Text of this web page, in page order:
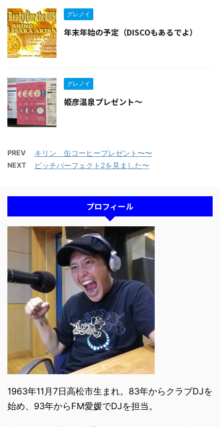
グレノイ
年末年始の予定（DISCOもあるでよ）
グレノイ
姫彦温泉プレゼント〜
PREV キリン 缶コーヒープレゼント〜〜
NEXT ピッチパーフェクト2を見ました〜
プロフィール
1963年11月7日高松市生まれ。83年からクラブDJを
始め、93年からFM愛媛でDJを担当。